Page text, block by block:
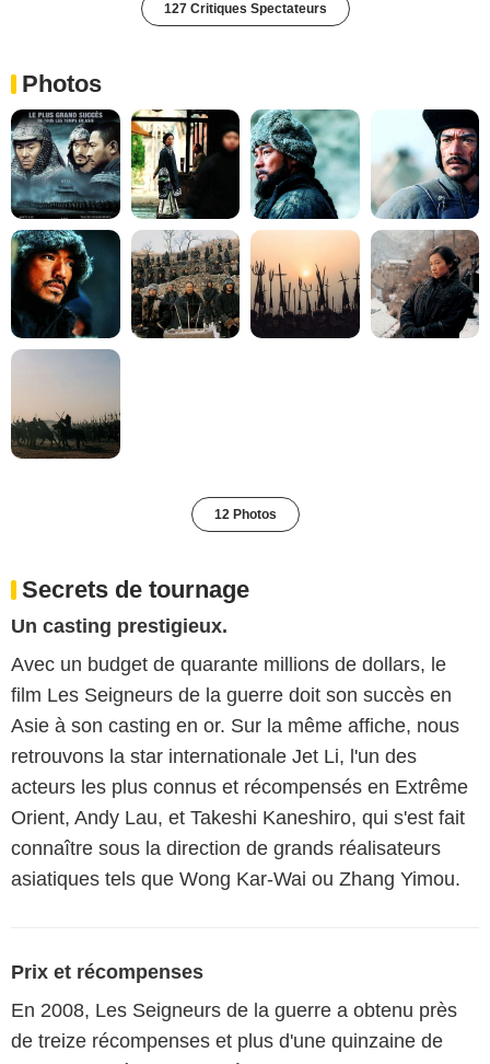
127 Critiques Spectateurs
Photos
12 Photos
Secrets de tournage
Un casting prestigieux.
Avec un budget de quarante millions de dollars, le
film Les Seigneurs de la guerre doit son succès en
Asie à son casting en or. Sur la même affiche, nous
retrouvons la star internationale Jet Li, l'un des
acteurs les plus connus et récompensés en Extrême
Orient, Andy Lau, et Takeshi Kaneshiro, qui s'est fait
connaître sous la direction de grands réalisateurs
asiatiques tels que Wong Kar-Wai ou Zhang Yimou.
Prix et récompenses
En 2008, Les Seigneurs de la guerre a obtenu près
de treize récompenses et plus d'une quinzaine de